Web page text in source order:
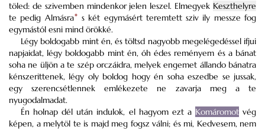
töled: de szivemben mindenkor jelen leszel. Elmegyek Keszthelyre
te pedig Almásra*
s két egymásért teremtett sziv ily messze fog
egymástól esni mind örökké.
Légy boldogabb mint én, és töltsd nagyobb megelégedéssel ifjui
napjaidat, légy boldogabb mint én, óh édes reményem és a bánat
soha ne üljön a te szép orczáidra, melyek engemet állando bánatra
kénszerittenek, légy oly boldog hogy én soha eszedbe se jussak,
egy szerencsétlennek emlékezete ne zavarja meg a te
nyugodalmadat.
Én holnap dél után indulok, el hagyom ezt a Komáromotvég
képen, a melytöl te is majd meg fogsz válni; és mi, Kedvesem, nem